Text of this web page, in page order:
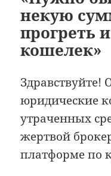
некую
прогреть
кошелек»
Здравствуйте!
юридические
утраченных
жертвой
платформе по